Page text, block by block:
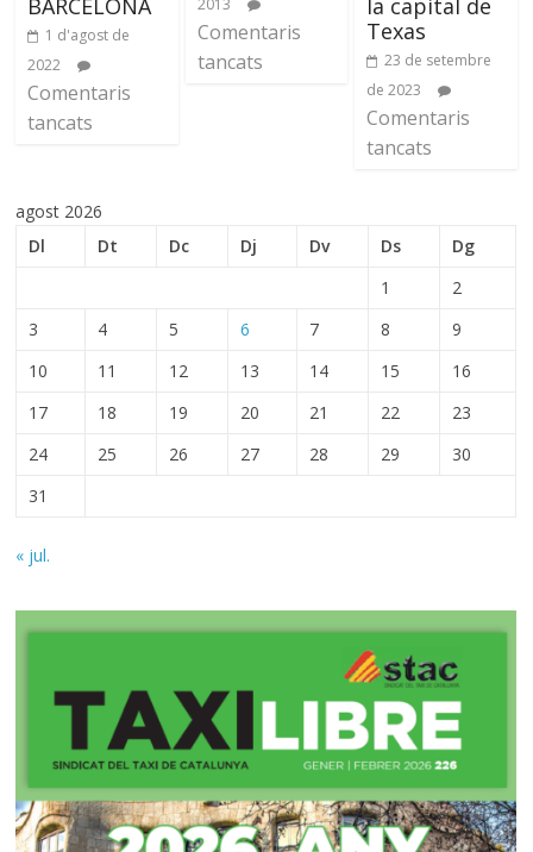
1 d'agost de
2022
Comentaris
tancats
Comentaris
tancats
Texas
23 de setembre
de 2023
Comentaris
tancats
agost 2026
Dl
Dt Dc Dj Dv Ds
Dg
1
2
3
4 5 6 7 8
9
10
11 12 13 14 15
16
17
18 19 20 21 22
23
24
25 26 27 28 29
30
31
« jul.